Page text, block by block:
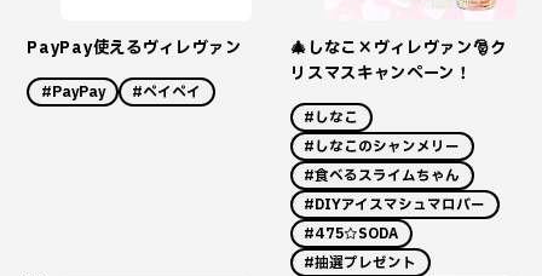
PayPay使えるヴィレヴァン
#PayPay #ペイペイ
🎄しなこ×ヴィレヴァン🎅ク
リスマスキャンペーン！
#しなこ
#しなこのシャンメリー
#食べるスライムちゃん
#DIYアイスマシュマロバー
#475☆SODA
#抽選プレゼント